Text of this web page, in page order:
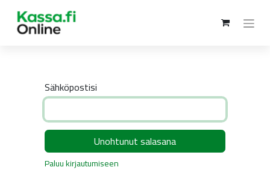
Sähköpostisi
Unohtunut salasana
Paluu kirjautumiseen